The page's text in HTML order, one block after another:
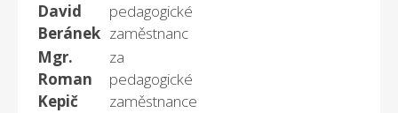
David
Beránek
pedagogické
zaměstnanc
Mgr.
Roman
Kepič
za
pedagogické
zaměstnance